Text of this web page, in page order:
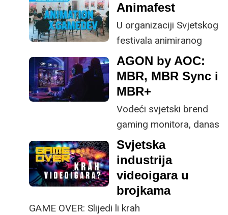
Animafest
U organizaciji Svjetskog
festivala animiranog
filma -
Animafesta Zagreb i
CEE Animation
se prvi puta
održao Animation x
Gamedev Lab Zagreb.
AGON by AOC:
MBR, MBR Sync i
MBR+
Vodeći svjetski brend
gaming monitora, danas
donosi pregled svojih
tehnologija za
smanjenje zamućenja
pokreta (MBR),
objašnjavajući kako
Svjetska
industrija
videoigara u
brojkama
GAME OVER: Slijedi li krah